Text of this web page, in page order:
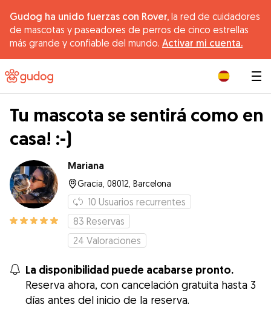
Gudog ha unido fuerzas con Rover, la red de cuidadores
de mascotas y paseadores de perros de cinco estrellas
más grande y confiable del mundo. Activar mi cuenta.
Tu mascota se sentirá como en
casa! :-)
Mariana
Gracia, 08012, Barcelona
10 Usuarios recurrentes
83 Reservas
24 Valoraciones
La disponibilidad puede acabarse pronto.
Reserva ahora, con cancelación gratuita hasta 3
días antes del inicio de la reserva.